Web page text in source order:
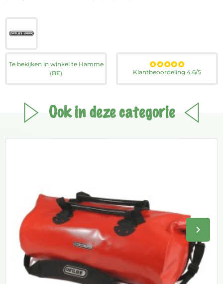
Te bekijken in winkel te Hamme
(BE)
Klantbeoordeling 4.6/5
Ook in deze categorie
keyboard_arrow_right